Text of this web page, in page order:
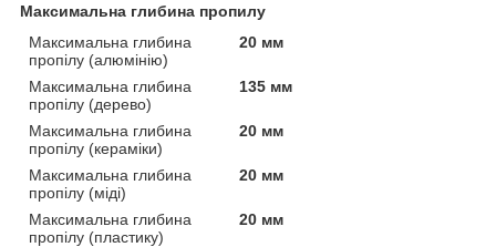
Максимальна глибина пропилу
Максимальна глибина
пропілу (алюмінію)
20 мм
Максимальна глибина
пропілу (дерево)
135 мм
Максимальна глибина
пропілу (кераміки)
20 мм
Максимальна глибина
пропілу (міді)
20 мм
Максимальна глибина
пропілу (пластику)
20 мм